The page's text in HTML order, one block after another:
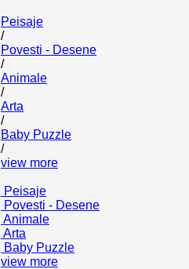
Peisaje
/
Povesti - Desene
/
Animale
/
Arta
/
Baby Puzzle
/
view more
Peisaje
Povesti - Desene
Animale
Arta
Baby Puzzle
view more